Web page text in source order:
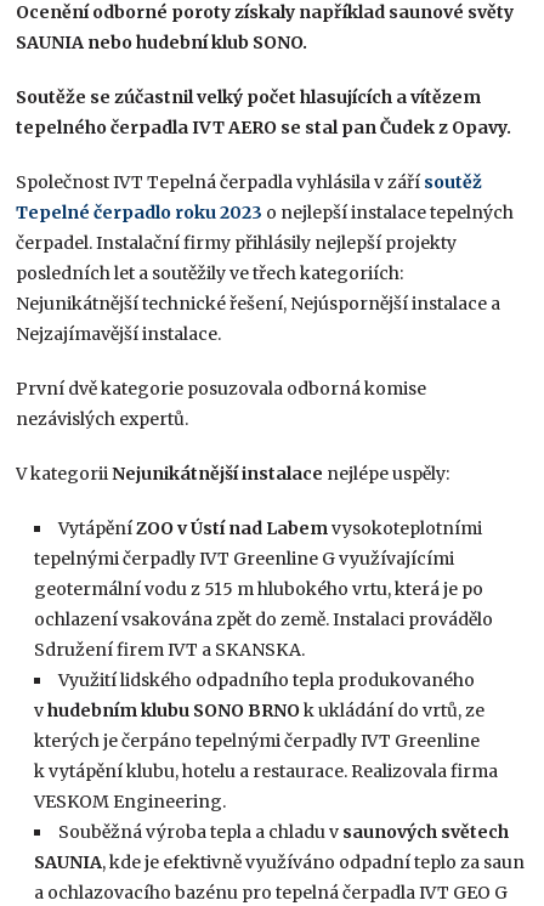
Ocenění odborné poroty získaly například saunové světy
SAUNIA nebo hudební klub SONO.
Soutěže se zúčastnil velký počet hlasujících a vítězem
tepelného čerpadla IVT AERO se stal pan Čudek z Opavy.
Společnost IVT Tepelná čerpadla vyhlásila v září soutěž
Tepelné čerpadlo roku 2023 o nejlepší instalace tepelných
čerpadel. Instalační firmy přihlásily nejlepší projekty
posledních let a soutěžily ve třech kategoriích:
Nejunikátnější technické řešení, Nejúspornější instalace a
Nejzajímavější instalace.
První dvě kategorie posuzovala odborná komise
nezávislých expertů.
V kategoriiNejunikátnější instalace nejlépe uspěly:
VytápěníZOO v Ústí nad Labemvysokoteplotními
tepelnými čerpadly IVT Greenline G využívajícími
geotermální vodu z 515 m hlubokého vrtu, která je po
ochlazení vsakována zpět do země. Instalaci provádělo
Sdružení firem IVT a SKANSKA.
Využití lidského odpadního tepla produkovaného
vhudebním klubu SONO BRNOk ukládání do vrtů, ze
kterých je čerpáno tepelnými čerpadly IVT Greenline
k vytápění klubu, hotelu a restaurace. Realizovala firma
VESKOM Engineering.
Souběžná výroba tepla a chladu v saunových světech
SAUNIA, kde je efektivně využíváno odpadní teplo za saun
a ochlazovacího bazénu pro tepelná čerpadla IVT GEO G